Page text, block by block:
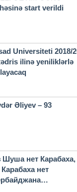
start verildi
Universiteti 2018/
ilinə yeniliklərlə
Əliyev – 93
Шуша нет Карабаха,
Карабаха нет